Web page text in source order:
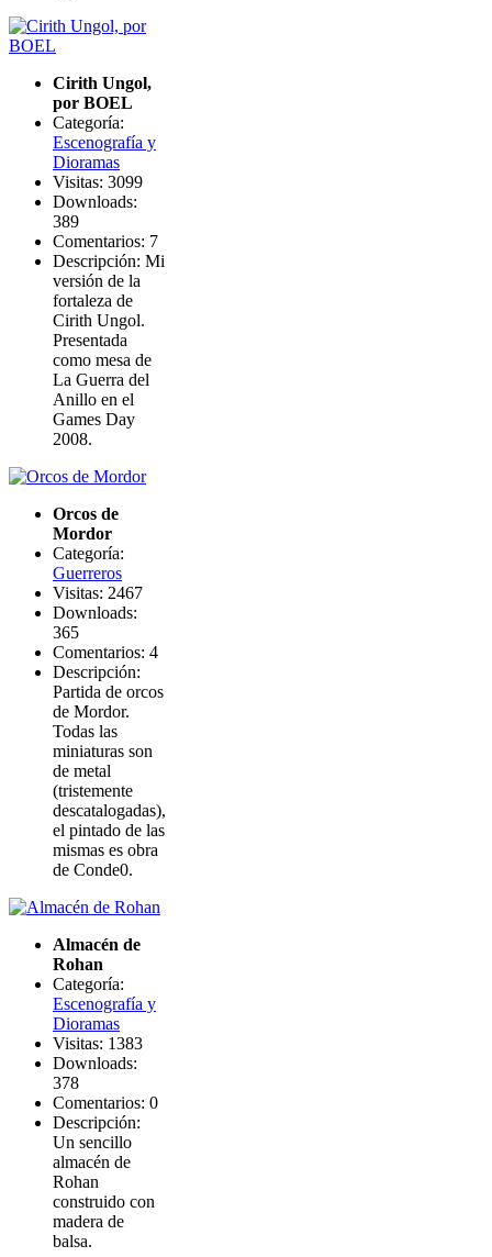
Cirith Ungol,
por BOEL
Categoría:
Escenografía y
Dioramas
Visitas: 3099
Downloads:
389
Comentarios: 7
Descripción: Mi
versión de la
fortaleza de
Cirith Ungol.
Presentada
como mesa de
La Guerra del
Anillo en el
Games Day
2008.
Orcos de
Mordor
Categoría:
Guerreros
Visitas: 2467
Downloads:
365
Comentarios: 4
Descripción:
Partida de orcos
de Mordor.
Todas las
miniaturas son
de metal
(tristemente
descatalogadas),
el pintado de las
mismas es obra
de Conde0.
Almacén de
Rohan
Categoría:
Escenografía y
Dioramas
Visitas: 1383
Downloads:
378
Comentarios: 0
Descripción:
Un sencillo
almacén de
Rohan
construido con
madera de
balsa.